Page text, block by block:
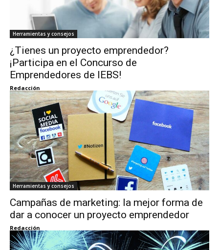
Herramientas y consejos
¿Tienes un proyecto emprendedor?
¡Participa en el Concurso de
Emprendedores de IEBS!
Redacción
Herramientas y consejos
Campañas de marketing: la mejor forma de
dar a conocer un proyecto emprendedor
Redacción